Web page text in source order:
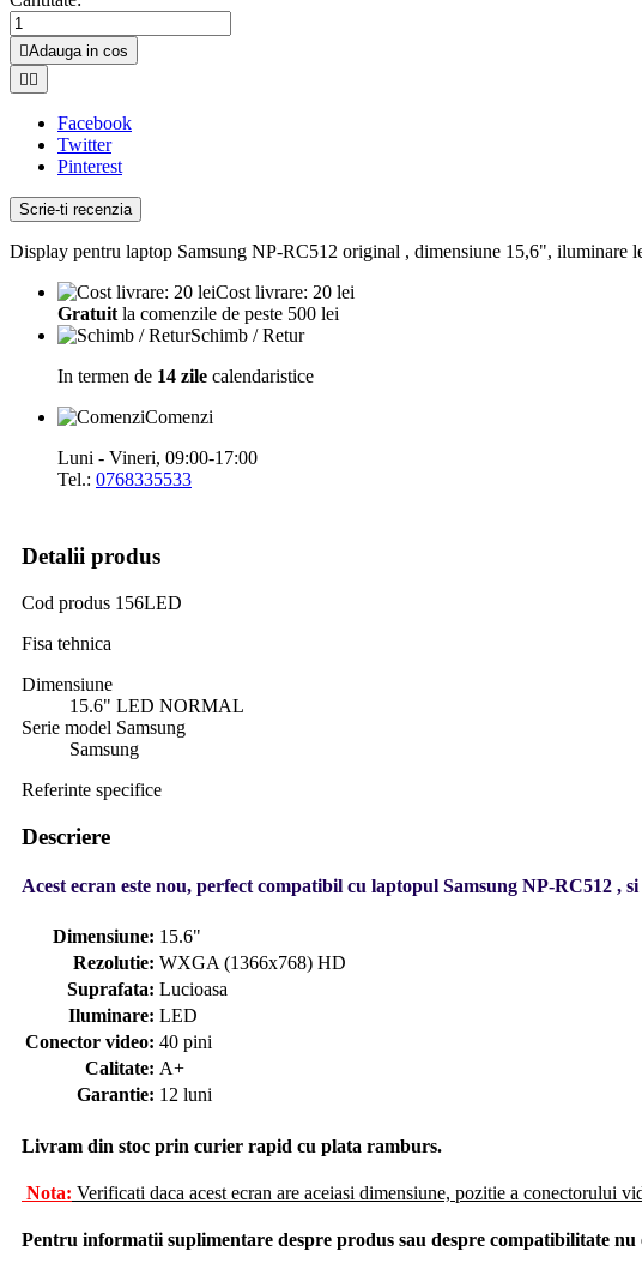
Adauga in cos

Facebook
Twitter
Pinterest
Scrie-ti recenzia
Display pentru laptop Samsung NP-RC512 original , dimensiune 15,6", iluminare
Cost livrare: 20 lei
Gratuit la comenzile de peste 500 lei
Schimb / Retur
In termen de 14 zile calendaristice
Comenzi
Luni - Vineri, 09:00-17:00
Tel.: 0768335533
Detalii produs
Cod produs 156LED
Fisa tehnica
Dimensiune
15.6" LED NORMAL
Serie model Samsung
Samsung
Referinte specifice
Descriere
Acest ecran este nou, perfect compatibil cu laptopul Samsung NP-RC512 ,
Dimensiune: 15.6"
Rezolutie: WXGA (1366x768) HD
Suprafata: Lucioasa
Iluminare: LED
Conector video: 40 pini
Calitate: A+
Garantie: 12 luni
Livram din stoc prin curier rapid cu plata ramburs.
Nota: Verificati daca acest ecran are aceiasi dimensiune, pozitie a conectorului
Pentru informatii suplimentare despre produs sau despre compatibilitate